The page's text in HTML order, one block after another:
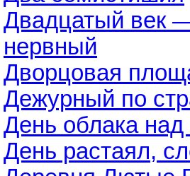
Двадцатый век
нервный
Дворцовая
Дежурный по
День облака
День растаял,